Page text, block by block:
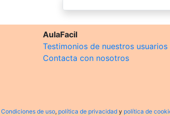
AulaFacil
Testimonios de nuestros usuarios
Contacta con nosotros
Condiciones de uso, política de privacidad y política de